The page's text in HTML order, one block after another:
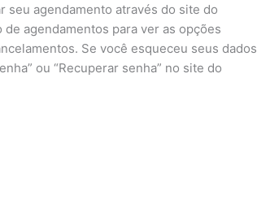
seu agendamento através do site do
agendamentos para ver as opções
Se você esqueceu seus dados
ou “Recuperar senha” no site do